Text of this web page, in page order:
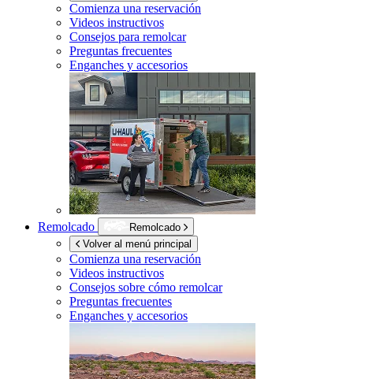
Comienza una reservación
Videos instructivos
Consejos para remolcar
Preguntas frecuentes
Enganches y accesorios
Remolcado
Remolcado
Volver al menú principal
Comienza una reservación
Videos instructivos
Consejos sobre cómo remolcar
Preguntas frecuentes
Enganches y accesorios